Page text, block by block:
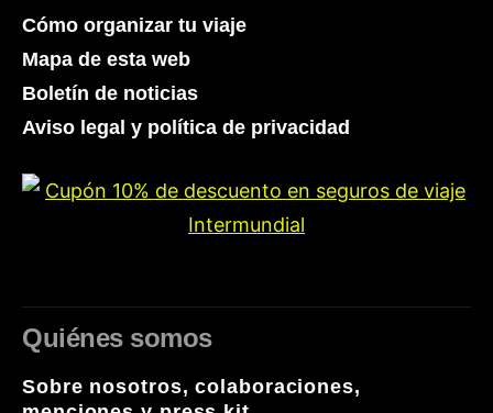
Cómo organizar tu viaje
Mapa de esta web
Boletín de noticias
Aviso legal y política de privacidad
Quiénes somos
Sobre nosotros, colaboraciones,